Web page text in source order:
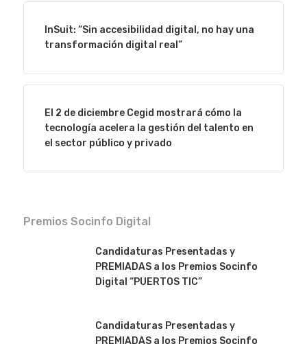
InSuit: “Sin accesibilidad digital, no hay una
transformación digital real”
El 2 de diciembre Cegid mostrará cómo la
tecnología acelera la gestión del talento en
el sector público y privado
Premios Socinfo Digital
Candidaturas Presentadas y
PREMIADAS a los Premios Socinfo
Digital “PUERTOS TIC”
Candidaturas Presentadas y
PREMIADAS a los Premios Socinfo